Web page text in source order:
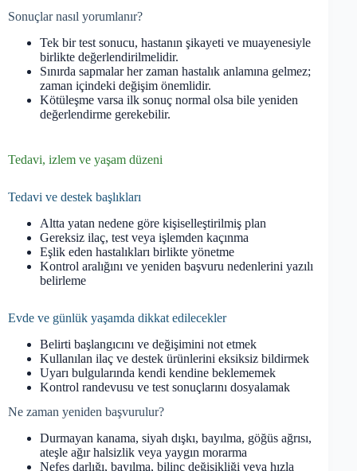
Sonuçlar nasıl yorumlanır?
Tek bir test sonucu, hastanın şikayeti ve muayenesiyle
birlikte değerlendirilmelidir.
Sınırda sapmalar her zaman hastalık anlamına gelmez;
zaman içindeki değişim önemlidir.
Kötüleşme varsa ilk sonuç normal olsa bile yeniden
değerlendirme gerekebilir.
Tedavi, izlem ve yaşam düzeni
Tedavi ve destek başlıkları
Altta yatan nedene göre kişiselleştirilmiş plan
Gereksiz ilaç, test veya işlemden kaçınma
Eşlik eden hastalıkları birlikte yönetme
Kontrol aralığını ve yeniden başvuru nedenlerini yazılı
belirleme
Evde ve günlük yaşamda dikkat edilecekler
Belirti başlangıcını ve değişimini not etmek
Kullanılan ilaç ve destek ürünlerini eksiksiz bildirmek
Uyarı bulgularında kendi kendine beklememek
Kontrol randevusu ve test sonuçlarını dosyalamak
Ne zaman yeniden başvurulur?
Durmayan kanama, siyah dışkı, bayılma, göğüs ağrısı,
ateşle ağır halsizlik veya yaygın morarma
Nefes darlığı, bayılma, bilinç değişikliği veya hızla